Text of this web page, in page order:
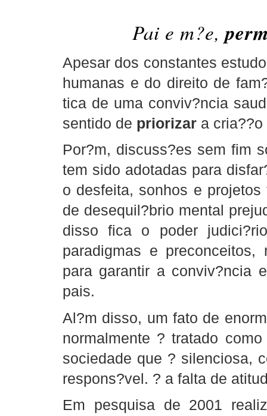
Pai e m?e,
Apesar dos constantes
humanas e do direito de
tica de uma conviv?ncia
sentido de priorizar a
cheap oakley sunglasses fake oakleys cheap oakleys
Por?m, discuss?es sem fim
tem sido adotadas para
o desfeita, sonhos e
de desequil?brio mental
disso fica o poder
paradigmas e preconceitos,
para garantir a conviv?ncia
pais.
Al?m disso, um fato de
normalmente ? tratado
sociedade que ? silenciosa,
respons?vel. ? a falta de
Em pesquisa de 2001